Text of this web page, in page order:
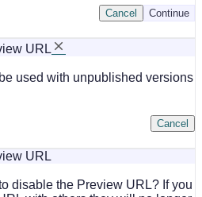
Continue
Cancel
URL
used with unpublished versions
Cancel
URL
disable the Preview URL? If you